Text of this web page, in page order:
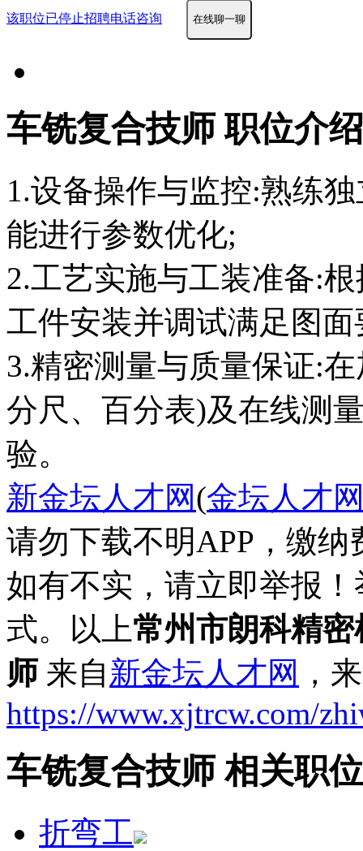
该职位已停止招聘电话咨询 在线聊一聊
车铣复合技师 职位介绍
1.设备操作与监控:熟练
能进行参数优化;
2.工艺实施与工装准备:
工件安装并调试满足图面
3.精密测量与质量保证:
分尺、百分表)及在线测
验。
新金坛人才网(金坛人才
请勿下载不明APP，缴
如有不实，请立即举报
式。以上常州市朗科精
师 来自新金坛人才网 ，
https://www.xjtrcw.com/
车铣复合技师 相关职位
折弯工